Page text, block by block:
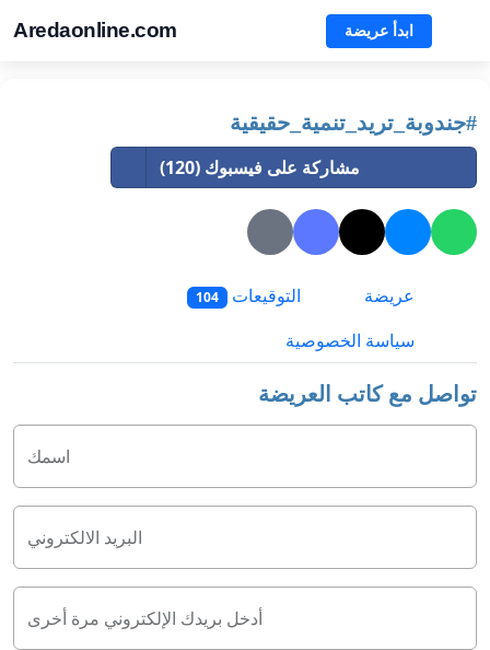
Aredaonline.com ابدأ عريضة
#جندوبة_تريد_تنمية_حقيقية
مشاركة على فيسبوك (120)
عريضة التوقيعات 104
سياسة الخصوصية
تواصل مع كاتب العريضة
اسمك
البريد الالكتروني
أدخل بريدك الإلكتروني مرة أخرى